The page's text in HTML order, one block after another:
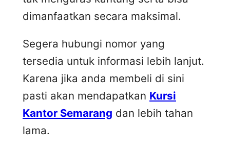
dimanfaatkan secara maksimal.
Segera hubungi nomor yang
tersedia untuk informasi lebih lanjut.
Karena jika anda membeli di sini
pasti akan mendapatkan Kursi
Kantor Semarang dan lebih tahan
lama.